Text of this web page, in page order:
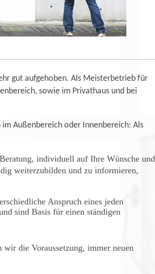
gut aufgehoben. Als Meisterbetrieb für
sowie im Privathaus und bei
Außenbereich oder Innenbereich: Als
individuell auf Ihre Wünsche und
weiterzubilden und zu informieren,
Anspruch eines jeden
sind Basis für einen ständigen
die Voraussetzung, immer neuen